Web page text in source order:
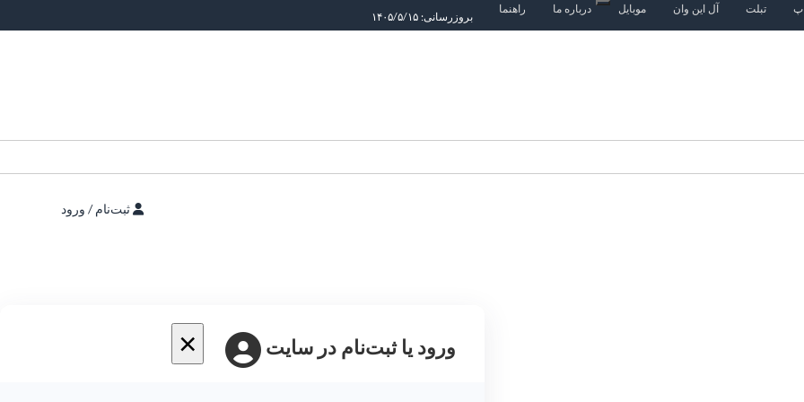
تبلت آل این وان موبایل درباره ما راهنما
بروزرسانی: ۱۴۰۵/۵/۱۵
ثبت‌نام / ورود
× ورود یا ثبت‌نام در سایت